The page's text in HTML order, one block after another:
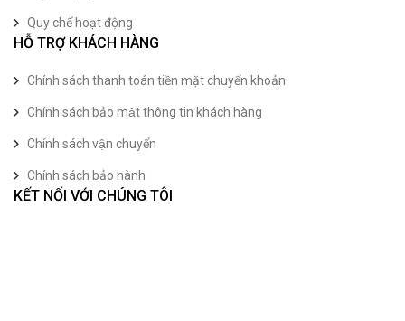
Quy chế hoạt động
HỖ TRỢ KHÁCH HÀNG
Chính sách thanh toán tiền mặt chuyển khoản
Chính sách bảo mật thông tin khách hàng
Chính sách vận chuyển
Chính sách bảo hành
KẾT NỐI VỚI CHÚNG TÔI